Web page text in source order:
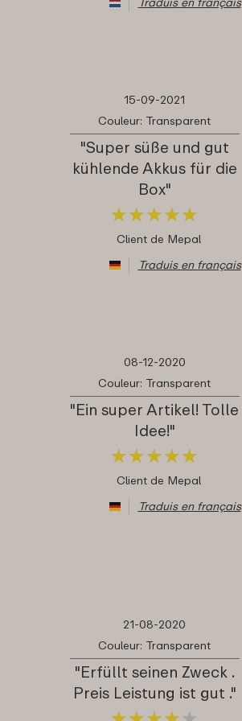
15-09-2021
Couleur: Transparent
"Super süße und gut
kühlende Akkus für die
Box"
★★★★★
★★★★★
Client de Mepal
Traduis en français
08-12-2020
Couleur: Transparent
"Ein super Artikel! Tolle
Idee!"
★★★★★
★★★★★
Client de Mepal
Traduis en français
21-08-2020
Couleur: Transparent
"Erfüllt seinen Zweck .
Preis Leistung ist gut ."